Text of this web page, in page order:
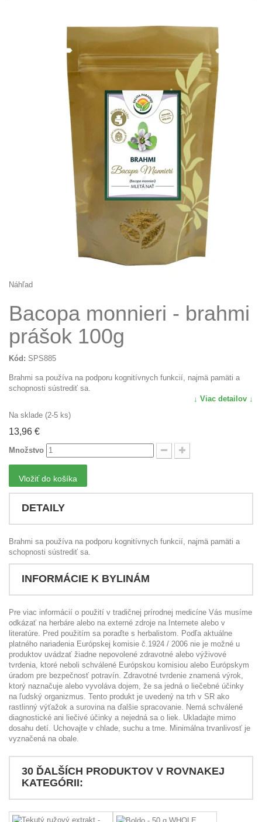
Náhľad
Bacopa monnieri - brahmi
prášok 100g
Kód: SPS885
Brahmi sa používa na podporu kognitívnych funkcií, najmä pamäti a
schopnosti sústrediť sa.
↓ Viac detailov ↓
Na sklade (2-5 ks)
13,96 €
Množstvo
Vložiť do košíka
DETAILY
Brahmi sa používa na podporu kognitívnych funkcií, najmä pamäti a
schopnosti sústrediť sa.
INFORMÁCIE K BYLINÁM
Pre viac informácií o použití v tradičnej prírodnej medicíne Vás musíme
odkázať na herbáre alebo na externé zdroje na Internete alebo v
literatúre. Pred použitím sa poraďte s herbalistom. Podľa aktuálne
platného nariadenia Európskej komisie č.1924 / 2006 nie je možné u
produktov uvádzať žiadne nepovolené zdravotné alebo výživové
tvrdenia, ktoré neboli schválené Európskou komisiou alebo Európskym
úradom pre bezpečnosť potravín. Zdravotné tvrdenie znamená výrok,
ktorý naznačuje alebo vyvoláva dojem, že sa jedná o liečebné účinky
na ľudský organizmus. Tento produkt je uvedený na trh v SR ako
rastlinný výťažok a surovina na ďalšie spracovanie. Nemá schválené
diagnostické ani liečivé účinky a nejedná sa o liek. Ukladajte mimo
dosahu detí. Uchovajte v chlade, suchu a tme. Minimálna trvanlivosť je
vyznačená na obale.
30 ĎALŠÍCH PRODUKTOV V ROVNAKEJ
KATEGÓRII: